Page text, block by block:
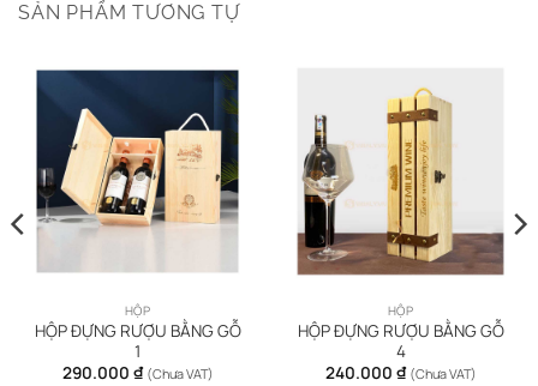
SẢN PHẨM TƯƠNG TỰ
HỘP
HỘP ĐỰNG RƯỢU BẰNG GỖ
1
290.000 ₫ (Chưa VAT)
HỘP
HỘP ĐỰNG RƯỢU BẰNG GỖ
4
240.000 ₫ (Chưa VAT)